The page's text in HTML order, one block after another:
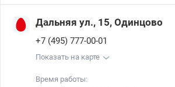
Дальняя ул., 15, Одинцово
+7 (495) 777-00-01
Показать на карте
Время работы: